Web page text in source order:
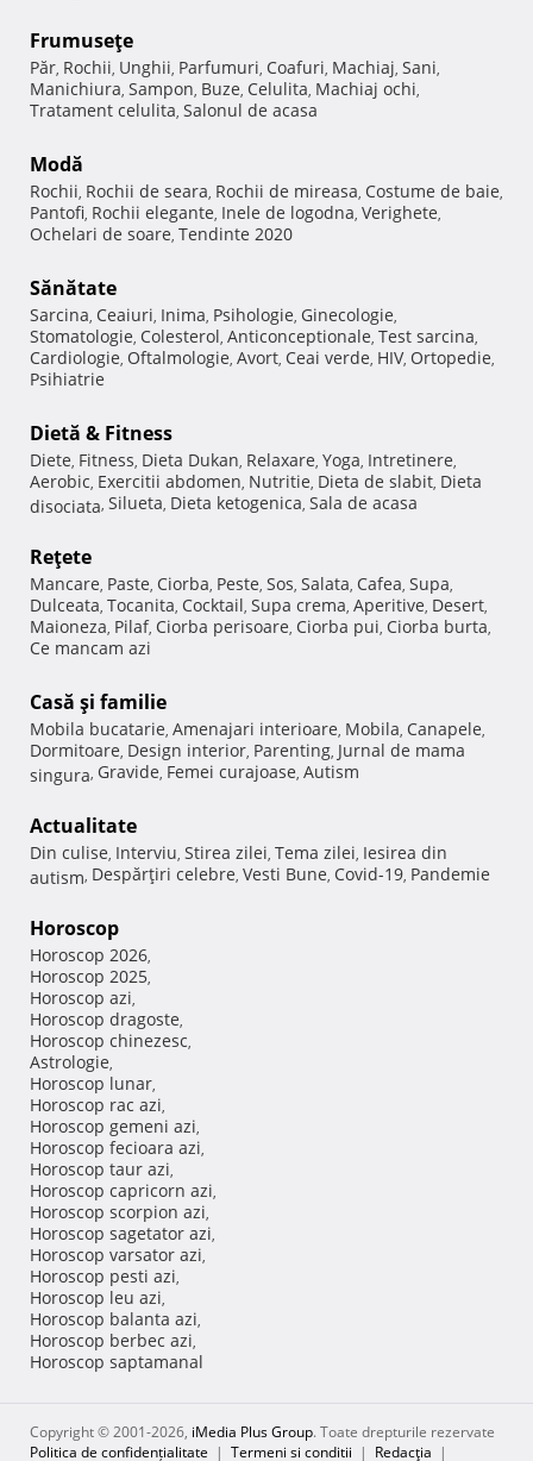
Frumuseţe
Păr, Rochii, Unghii, Parfumuri, Coafuri, Machiaj, Sani,
Manichiura, Sampon, Buze, Celulita, Machiaj ochi,
Tratament celulita, Salonul de acasa
Modă
Rochii, Rochii de seara, Rochii de mireasa, Costume de baie,
Pantofi, Rochii elegante, Inele de logodna, Verighete,
Ochelari de soare, Tendinte 2020
Sănătate
Sarcina, Ceaiuri, Inima, Psihologie, Ginecologie,
Stomatologie, Colesterol, Anticonceptionale, Test sarcina,
Cardiologie, Oftalmologie, Avort, Ceai verde, HIV, Ortopedie,
Psihiatrie
Dietă & Fitness
Diete, Fitness, Dieta Dukan, Relaxare, Yoga, Intretinere,
Aerobic, Exercitii abdomen, Nutritie, Dieta de slabit, Dieta
disociata, Silueta, Dieta ketogenica, Sala de acasa
Reţete
Mancare, Paste, Ciorba, Peste, Sos, Salata, Cafea, Supa,
Dulceata, Tocanita, Cocktail, Supa crema, Aperitive, Desert,
Maioneza, Pilaf, Ciorba perisoare, Ciorba pui, Ciorba burta,
Ce mancam azi
Casă şi familie
Mobila bucatarie, Amenajari interioare, Mobila, Canapele,
Dormitoare, Design interior, Parenting, Jurnal de mama
singura, Gravide, Femei curajoase, Autism
Actualitate
Din culise, Interviu, Stirea zilei, Tema zilei, Iesirea din
autism, Despărţiri celebre, Vesti Bune, Covid-19, Pandemie
Horoscop
Horoscop 2026,
Horoscop 2025,
Horoscop azi,
Horoscop dragoste,
Horoscop chinezesc,
Astrologie,
Horoscop lunar,
Horoscop rac azi,
Horoscop gemeni azi,
Horoscop fecioara azi,
Horoscop taur azi,
Horoscop capricorn azi,
Horoscop scorpion azi,
Horoscop sagetator azi,
Horoscop varsator azi,
Horoscop pesti azi,
Horoscop leu azi,
Horoscop balanta azi,
Horoscop berbec azi,
Horoscop saptamanal
Copyright © 2001-2026, iMedia Plus Group. Toate drepturile rezervate
Politica de confidențialitate | Termeni si conditii | Redacţia |